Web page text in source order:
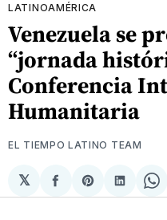
LATINOAMÉRICA
Venezuela se
“jornada
Conferencia
Humanitaria
EL TIEMPO LATINO TEAM
𝕏
Compartir
en
Share
on
en